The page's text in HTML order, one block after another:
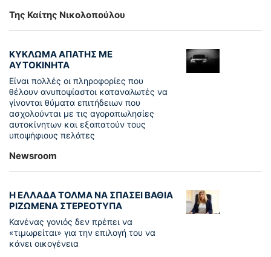
Της Καίτης Νικολοπούλου
ΚΥΚΛΩΜΑ ΑΠΑΤΗΣ ΜΕ
ΑΥΤΟΚΙΝΗΤΑ
Είναι πολλές οι πληροφορίες που
θέλουν ανυποψίαστοι καταναλωτές να
γίνονται θύματα επιτήδειων που
ασχολούνται με τις αγοραπωλησίες
αυτοκίνητων και εξαπατούν τους
υποψήφιους πελάτες
Newsroom
Η ΕΛΛΑΔΑ ΤΟΛΜΑ ΝΑ ΣΠΑΣΕΙ ΒΑΘΙΑ
ΡΙΖΩΜΕΝΑ ΣΤΕΡΕΟΤΥΠΑ
Κανένας γονιός δεν πρέπει να
«τιμωρείται» για την επιλογή του να
κάνει οικογένεια